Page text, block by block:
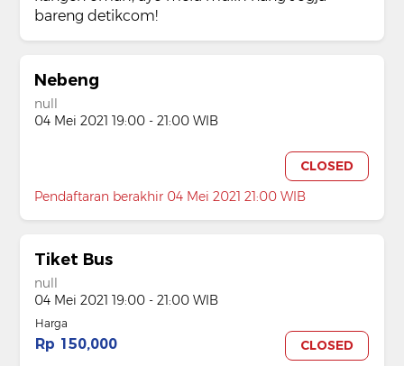
bareng detikcom!
Nebeng
null
04 Mei 2021 19:00 - 21:00 WIB
CLOSED
Pendaftaran berakhir 04 Mei 2021 21:00 WIB
Tiket Bus
null
04 Mei 2021 19:00 - 21:00 WIB
Harga
Rp 150,000
CLOSED